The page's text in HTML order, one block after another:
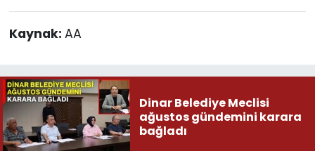
Kaynak: AA
Dinar Belediye Meclisi
ağustos gündemini karara
bağladı